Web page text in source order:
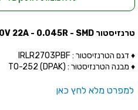
טרנזיסטור N CHANNEL - 30V 22A - 0.045R - SMD
♦ דגם הטרנזיסטור : IRLR2703PBF
♦ מבנה הטרנזיסטור : (TO-252 (DPAK
למפרט מלא לחץ כאן